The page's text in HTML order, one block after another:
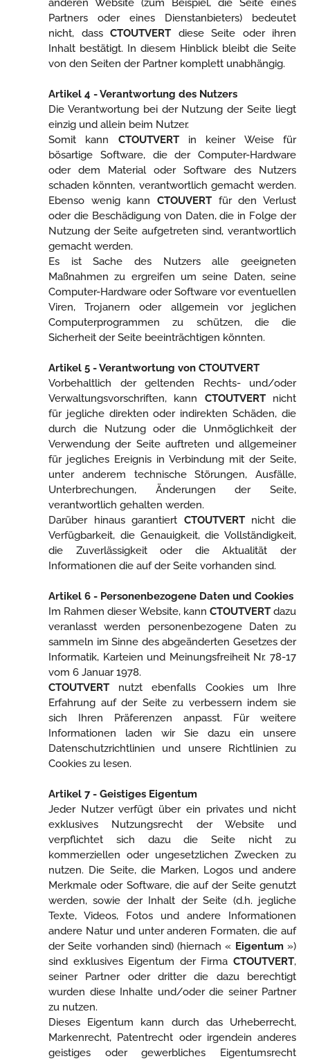
anderen Website (zum Beispiel, die Seite eines
Partners oder eines Dienstanbieters) bedeutet
nicht, dass CTOUTVERT diese Seite oder ihren
Inhalt bestätigt. In diesem Hinblick bleibt die Seite
von den Seiten der Partner komplett unabhängig.
Artikel 4 - Verantwortung des Nutzers
Die Verantwortung bei der Nutzung der Seite liegt
einzig und allein beim Nutzer.
Somit kann CTOUTVERTin keiner Weise für
bösartige Software, die der Computer-Hardware
oder dem Material oder Software des Nutzers
schaden könnten, verantwortlich gemacht werden.
Ebenso wenig kann CTOUVERT für den Verlust
oder die Beschädigung von Daten, die in Folge der
Nutzung der Seite aufgetreten sind, verantwortlich
gemacht werden.
Es ist Sache des Nutzers alle geeigneten
Maßnahmen zu ergreifen um seine Daten, seine
Computer-Hardware oder Software vor eventuellen
Viren, Trojanern oder allgemein vor jeglichen
Computerprogrammen zu schützen, die die
Sicherheit der Seite beeinträchtigen könnten.
Artikel 5 - Verantwortung von CTOUTVERT
Vorbehaltlich der geltenden Rechts- und/oder
Verwaltungsvorschriften, kann CTOUTVERTnicht
für jegliche direkten oder indirekten Schäden, die
durch die Nutzung oder die Unmöglichkeit der
Verwendung der Seite auftreten und allgemeiner
für jegliches Ereignis in Verbindung mit der Seite,
unter anderem technische Störungen, Ausfälle,
Unterbrechungen, Änderungen der Seite,
verantwortlich gehalten werden.
Darüber hinaus garantiert CTOUTVERTnicht die
Verfügbarkeit, die Genauigkeit, die Vollständigkeit,
die Zuverlässigkeit oder die Aktualität der
Informationen die auf der Seite vorhanden sind.
Artikel 6 - Personenbezogene Daten und Cookies
Im Rahmen dieser Website, kann CTOUTVERTdazu
veranlasst werden personenbezogene Daten zu
sammeln im Sinne des abgeänderten Gesetzes der
Informatik, Karteien und Meinungsfreiheit Nr. 78-17
vom 6 Januar 1978.
CTOUTVERT nutzt ebenfalls Cookies um Ihre
Erfahrung auf der Seite zu verbessern indem sie
sich Ihren Präferenzen anpasst. Für weitere
Informationen laden wir Sie dazu ein unsere
Datenschutzrichtlinien und unsere Richtlinien zu
Cookies zu lesen.
Artikel 7 - Geistiges Eigentum
Jeder Nutzer verfügt über ein privates und nicht
exklusives Nutzungsrecht der Website und
verpflichtet sich dazu die Seite nicht zu
kommerziellen oder ungesetzlichen Zwecken zu
nutzen. Die Seite, die Marken, Logos und andere
Merkmale oder Software, die auf der Seite genutzt
werden, sowie der Inhalt der Seite (d.h. jegliche
Texte, Videos, Fotos und andere Informationen
andere Natur und unter anderen Formaten, die auf
der Seite vorhanden sind) (hiernach « Eigentum»)
sind exklusives Eigentum der Firma CTOUTVERT,
seiner Partner oder dritter die dazu berechtigt
wurden diese Inhalte und/oder die seiner Partner
zu nutzen.
Dieses Eigentum kann durch das Urheberrecht,
Markenrecht, Patentrecht oder irgendein anderes
geistiges oder gewerbliches Eigentumsrecht